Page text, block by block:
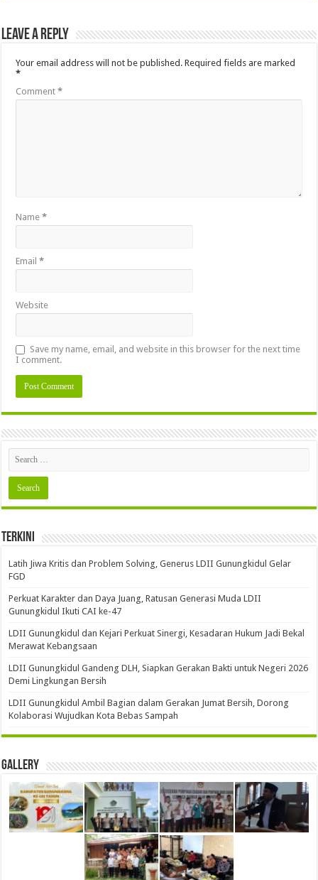
Leave a Reply
Your email address will not be published. Required fields are marked
*
Comment*
Name*
Email*
Website
Save my name, email, and website in this browser for the next time
I comment.
Terkini
Latih Jiwa Kritis dan Problem Solving, Generus LDII Gunungkidul Gelar
FGD
Perkuat Karakter dan Daya Juang, Ratusan Generasi Muda LDII
Gunungkidul Ikuti CAI ke-47
LDII Gunungkidul dan Kejari Perkuat Sinergi, Kesadaran Hukum Jadi Bekal
Merawat Kebangsaan
LDII Gunungkidul Gandeng DLH, Siapkan Gerakan Bakti untuk Negeri 2026
Demi Lingkungan Bersih
LDII Gunungkidul Ambil Bagian dalam Gerakan Jumat Bersih, Dorong
Kolaborasi Wujudkan Kota Bebas Sampah
Gallery